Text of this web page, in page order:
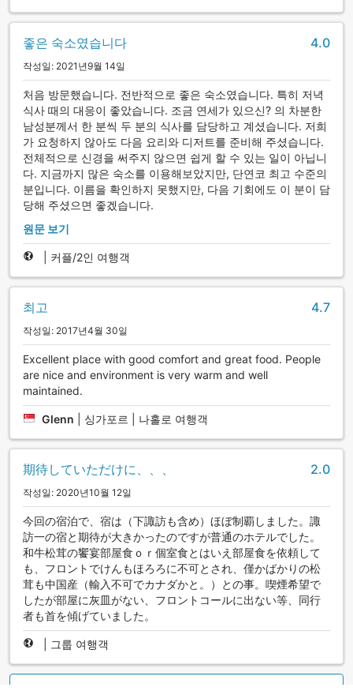
좋은 숙소였습니다 4.0
작성일: 2021년9월 14일
처음 방문했습니다. 전반적으로 좋은 숙소였습니다. 특히 저녁
식사 때의 대응이 좋았습니다. 조금 연세가 있으신? 의 차분한
남성분께서 한 분씩 두 분의 식사를 담당하고 계셨습니다. 저희
가 요청하지 않아도 다음 요리와 디저트를 준비해 주셨습니다.
전체적으로 신경을 써주지 않으면 쉽게 할 수 있는 일이 아닙니
다. 지금까지 많은 숙소를 이용해보았지만, 단연코 최고 수준의
분입니다. 이름을 확인하지 못했지만, 다음 기회에도 이 분이 담
당해 주셨으면 좋겠습니다.
원문 보기
커플/2인 여행객
최고 4.7
작성일: 2017년4월 30일
Excellent place with good comfort and great food. People
are nice and environment is very warm and well
maintained.
Glenn 싱가포르 | 나홀로 여행객
期待していただけに、、、 2.0
작성일: 2020년10월 12일
今回の宿泊で、宿は（下諏訪も含め）ほぼ制覇しました。諏
訪一の宿と期待が大きかったのですが普通のホテルでした。
和牛松茸の饗宴部屋食ｏｒ個室食とはいえ部屋食を依頼して
も、フロントでけんもほろろに不可とされ、僅かばかりの松
茸も中国産（輸入不可でカナダかと。）との事。喫煙希望で
したが部屋に灰皿がない、フロントコールに出ない等、同行
者も首を傾げていました。
그룹 여행객